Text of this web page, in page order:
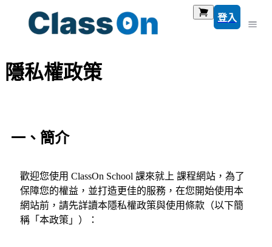
登入
隱私權政策
一、簡介
歡迎您使用 ClassOn School 課來就上 課程網站，為了
保障您的權益，並打造更佳的服務，在您開始使用本
網站前，請先詳讀本隱私權政策與使用條款（以下簡
稱「本政策」）：